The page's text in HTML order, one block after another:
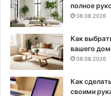
полное
08.08.2026
Как
вашего
08.08.2026
Как
своими